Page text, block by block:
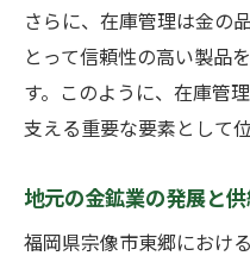
さらに、在庫管理は金の
とって信頼性の高い製品
す。このように、在庫管
支える重要な要素として
地元の金鉱業の発展と
福岡県宗像市東郷におけ